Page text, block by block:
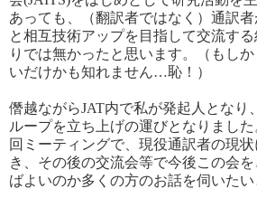
あっても、（翻訳者ではなく）通訳
と相互技術アップを目指して交流す
りでは無かったと思います。（もし
いだけかも知れません…恥！）
僭越ながらJAT内で私が発起人となり
ループを立ち上げの運びとなりまし
回ミーティングで、現役通訳者の現
き、その後の交流会等で今後この会
ばよいのか多くの方のお話を伺いたい